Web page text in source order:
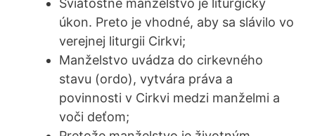
Sviatostné manželstvo je liturgický
úkon. Preto je vhodné, aby sa slávilo vo
verejnej liturgii Cirkvi;
Manželstvo uvádza do cirkevného
stavu (ordo), vytvára práva a
povinnosti v Cirkvi medzi manželmi a
voči deťom;